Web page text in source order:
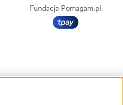
Fundacja Pomagam.pl